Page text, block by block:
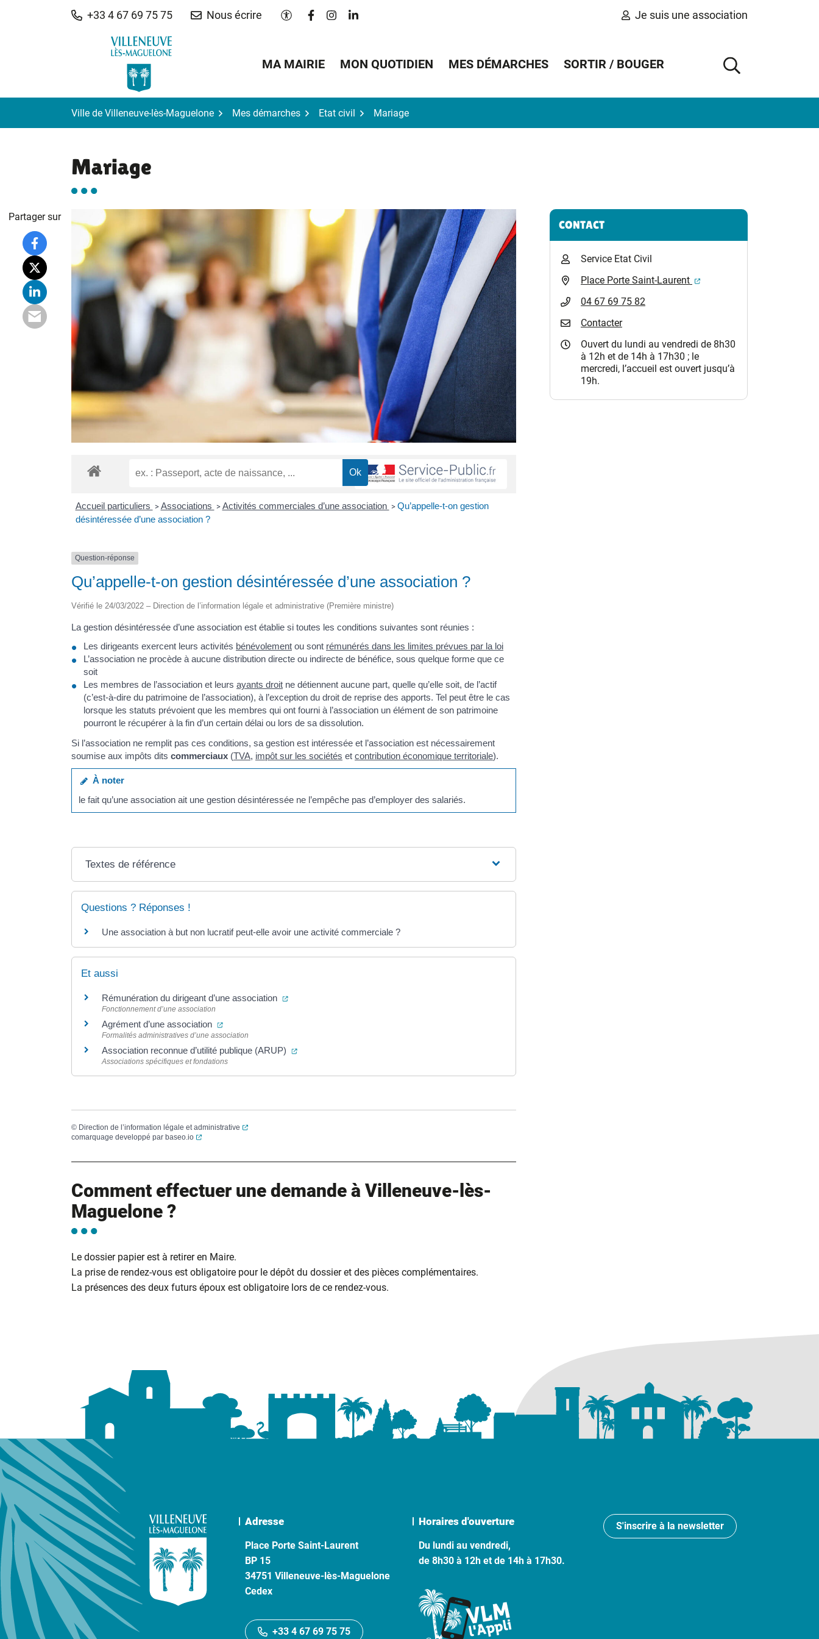
+33 4 67 69 75 75 Nous écrire Paramètres d'accessibilité
Lien vers le compte Facebook
Lien vers le compte Instagram
Lien vers le compte Linkedin Je suis une association
MA MAIRIE MON QUOTIDIEN MES DÉMARCHES SORTIR / BOUGER
AFFICHER
Ville de Villeneuve-lès-Maguelone Mes démarches Etat civil Mariage
Mariage
Accueil particuliers > Associations > Activités commerciales d’une association > Qu’appelle-t-on gestion
désintéressée d’une association ?
Question-réponse
Qu’appelle-t-on gestion désintéressée d’une association ?
Vérifié le 24/03/2022 – Direction de l’information légale et administrative (Première ministre)
La gestion désintéressée d’une association est établie si toutes les conditions suivantes sont réunies :
Les dirigeants exercent leurs activités bénévolement ou sont rémunérés dans les limites prévues par la loi
L’association ne procède à aucune distribution directe ou indirecte de bénéfice, sous quelque forme que ce
soit
Les membres de l’association et leurs ayants droit ne détiennent aucune part, quelle qu’elle soit, de l’actif
(c’est-à-dire du patrimoine de l’association), à l’exception du droit de reprise des apports. Tel peut être le cas
lorsque les statuts prévoient que les membres qui ont fourni à l’association un élément de son patrimoine
pourront le récupérer à la fin d’un certain délai ou lors de sa dissolution.
Si l’association ne remplit pas ces conditions, sa gestion est intéressée et l’association est nécessairement
soumise aux impôts dits commerciaux (TVA, impôt sur les sociétés et contribution économique territoriale).
À noter
le fait qu’une association ait une gestion désintéressée ne l’empêche pas d’employer des salariés.
Textes de référence
Questions ? Réponses !
Une association à but non lucratif peut-elle avoir une activité commerciale ?
Et aussi
Rémunération du dirigeant d’une association (ouverture dans un nouvel onglet)
Fonctionnement d’une association
Agrément d’une association (ouverture dans un nouvel onglet)
Formalités administratives d’une association
Association reconnue d’utilité publique (ARUP) (ouverture dans un nouvel onglet)
Associations spécifiques et fondations
© Direction de l’information légale et administrative
(ouverture dans un nouvel onglet)
comarquage developpé par baseo.io (ouverture dans un nouvel onglet)
Comment effectuer une demande à Villeneuve-lès-
Maguelone ?
Le dossier papier est à retirer en Maire.
La prise de rendez-vous est obligatoire pour le dépôt du dossier et des pièces complémentaires.
La présences des deux futurs époux est obligatoire lors de ce rendez-vous.
Partager sur Informations complémentaires
CONTACT
Service Etat Civil
Place Porte Saint-Laurent
(ouverture dans un nouvel
04 67 69 75 82
Contacter
Ouvert du lundi au vendredi de 8h30
à 12h et de 14h à 17h30 ; le
mercredi, l’accueil est ouvert jusqu’à
19h.
Adresse
Place Porte Saint-Laurent
BP 15
34751 Villeneuve-lès-Maguelone
Cedex
+33 4 67 69 75 75
Horaires d'ouverture
Du lundi au vendredi,
de 8h30 à 12h et de 14h à 17h30.
S'inscrire à la newsletter